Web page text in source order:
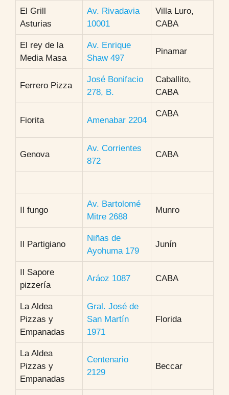
El Grill
Asturias
Av. Rivadavia
10001
Villa Luro,
CABA
El rey de la
Media Masa
Av. Enrique
Shaw 497
Pinamar
Ferrero Pizza
José Bonifacio
278, B.
Caballito,
CABA
Fiorita Amenabar 2204
CABA
Genova
Av. Corrientes
872
CABA
Il fungo
Av. Bartolomé
Mitre 2688
Munro
Il Partigiano
Niñas de
Ayohuma 179
Junín
Il Sapore
pizzería
Aráoz 1087 CABA
La Aldea
Pizzas y
Empanadas
Gral. José de
San Martín
1971
Florida
La Aldea
Pizzas y
Empanadas
Centenario
2129
Beccar